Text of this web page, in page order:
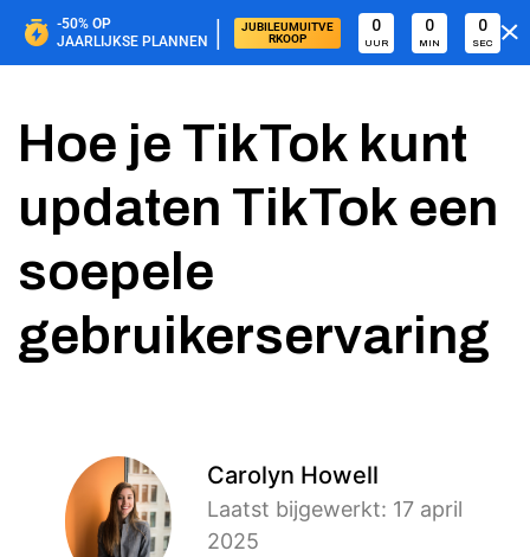
-50% OP
JAARLIJKSE PLANNEN |
JUBILEUMUITVE
RKOOP
0
UUR
0
MIN
0
SEC
Hoe je TikTok kunt
updaten TikTok een
soepele
gebruikerservaring
Carolyn Howell
Laatst bijgewerkt: 17 april
2025